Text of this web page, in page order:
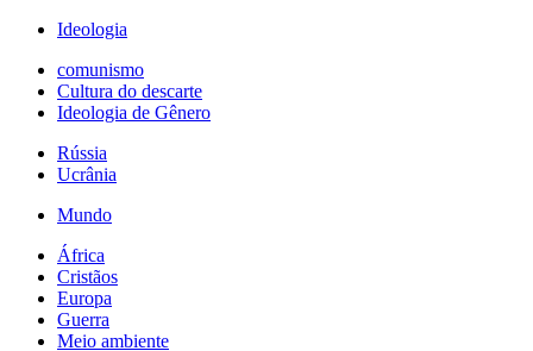
Ideologia
comunismo
Cultura do descarte
Ideologia de Gênero
Rússia
Ucrânia
Mundo
África
Cristãos
Europa
Guerra
Meio ambiente